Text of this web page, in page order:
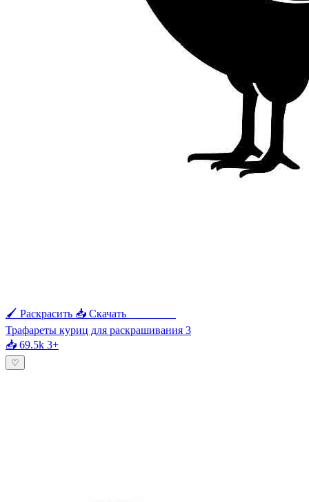
🖌 Раскрасить 📥 Скачать
Трафареты куриц для раскрашивания 3
📥 69.5k 3+
♡